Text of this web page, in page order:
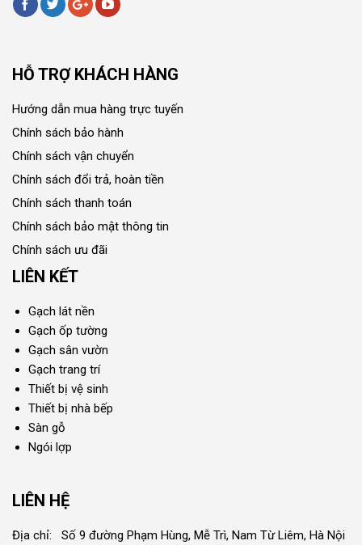
HỖ TRỢ KHÁCH HÀNG
Hướng dẫn mua hàng trực tuyến
Chính sách bảo hành
Chính sách vận chuyển
Chính sách đổi trả, hoàn tiền
Chính sách thanh toán
Chính sách bảo mật thông tin
Chính sách ưu đãi
LIÊN KẾT
Gạch lát nền
Gạch ốp tường
Gạch sân vườn
Gạch trang trí
Thiết bị vệ sinh
Thiết bị nhà bếp
Sàn gỗ
Ngói lợp
LIÊN HỆ
Địa chỉ: Số 9 đường Phạm Hùng, Mễ Trì, Nam Từ Liêm, Hà Nội